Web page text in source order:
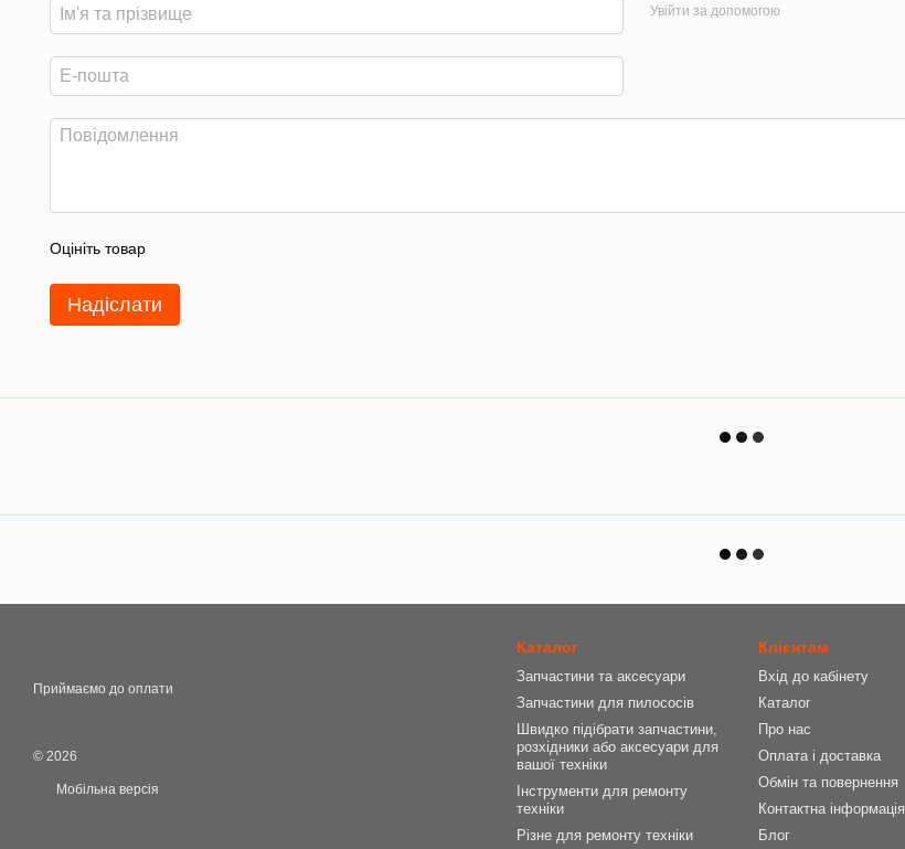
Увійти за допомогою
Оцініть товар
Надіслати
Приймаємо до оплати
© 2026
Мобільна версія
Каталог
Запчастини та аксесуари
Запчастини для пилососів
Швидко підібрати запчастини,
розхідники або аксесуари для
вашої техніки
Інструменти для ремонту
техніки
Різне для ремонту техніки
Клієнтам
Вхід до кабінету
Каталог
Про нас
Оплата і доставка
Обмін та повернення
Контактна інформація
Блог